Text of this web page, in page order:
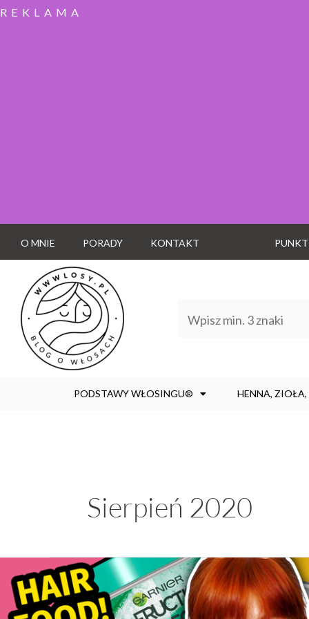
REKLAMA
O MNIE PORADY KONTAKT
PODSTAWY WŁOSINGU® HENNA, ZIOŁA,
Sierpień 2020
HAIR
FOOD: